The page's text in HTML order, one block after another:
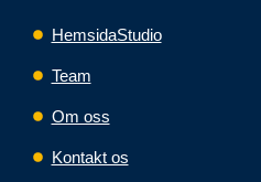
HemsidaStudio
Team
Om oss
Kontakt os